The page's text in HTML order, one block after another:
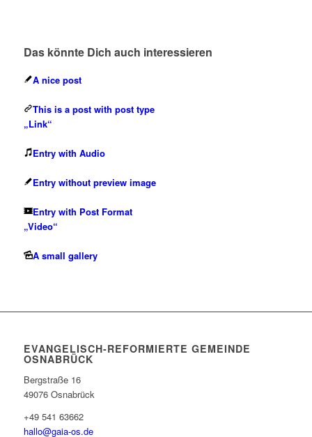
Das könnte Dich auch interessieren
A nice post
This is a post with post type
„Link“
Entry with Audio
Entry without preview image
Entry with Post Format
„Video“
A small gallery
EVANGELISCH-REFORMIERTE GEMEINDE
OSNABRÜCK
Bergstraße 16
49076 Osnabrück
+49 541 63662
hallo@gaia-os.de